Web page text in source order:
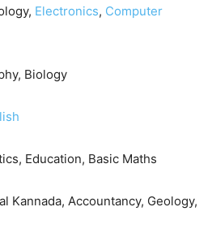
Electronics, Computer
Biology
Education, Basic Maths
Kannada, Accountancy, Geology,